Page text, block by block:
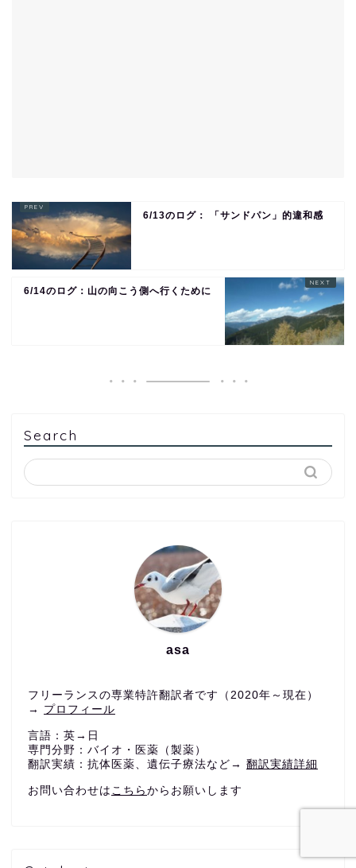
6/13のログ： 「サンドパン」的違和感
6/14のログ：山の向こう側へ行くために
Search
asa
フリーランスの専業特許翻訳者です（2020年～現在）
→ プロフィール
言語：英→日
専門分野：バイオ・医薬（製薬）
翻訳実績：抗体医薬、遺伝子療法など→ 翻訳実績詳細
お問い合わせは こちら からお願いします